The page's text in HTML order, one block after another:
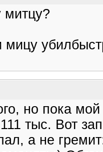
митцу?
мицу
но пока
тыс. Вот
а не